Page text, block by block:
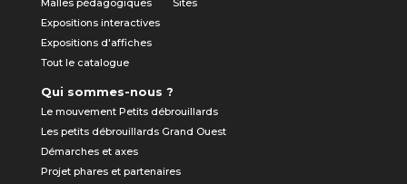
Malles pédagogiques
Expositions interactives
Expositions d'affiches
Tout le catalogue
Sites
Qui sommes-nous ?
Le mouvement Petits débrouillards
Les petits débrouillards Grand Ouest
Démarches et axes
Projet phares et partenaires